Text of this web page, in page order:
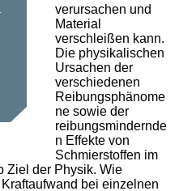
verursachen und
Material
verschleißen kann.
Die physikalischen
Ursachen der
verschiedenen
Reibungsphänome
ne sowie der
reibungsmindernde
n Effekte von
Schmierstoffen im
Ziel der Physik. Wie
bei einzelnen